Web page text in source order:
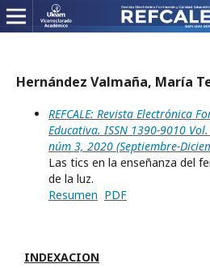
Hernández Valmaña, María
REFCALE: Revista Electrónica
Educativa. ISSN 1390-9010
núm 3, 2020 (Septiembre-
Las tics en la enseñanza del
de la luz.
Resumen PDF
INDEXACION